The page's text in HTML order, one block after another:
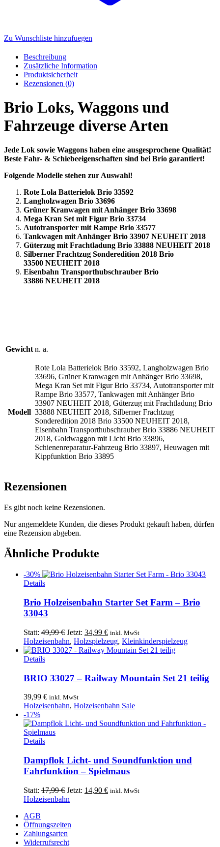
Zu Wunschliste hinzufuegen
Beschreibung
Zusätzliche Information
Produktsicherheit
Rezensionen (0)
Brio Loks, Waggons und
Fahrzeuge diverse Arten
Jede Lok sowie Waggons haben eine ausgesprochene Qualität!
Beste Fahr- & Schiebeeigenschaften sind bei Brio garantiert!
Folgende Modelle stehen zur Auswahl!
Rote Lola Batterielok Brio 33592
Langholzwagen Brio 33696
Grüner Kranwagen mit Anhänger Brio 33698
Mega Kran Set mit Figur Brio 33734
Autotransporter mit Rampe Brio 33577
Tankwagen mit Anhänger Brio 33907 NEUHEIT 2018
Güterzug mit Frachtladung Brio 33888 NEUHEIT 2018
Silberner Frachtzug Sonderedition 2018 Brio
33500 NEUHEIT 2018
Eisenbahn Transporthubschrauber Brio
33886 NEUHEIT 2018
Gewicht n. a.
Modell
Rote Lola Batterielok Brio 33592, Langholzwagen Brio
33696, Grüner Kranwagen mit Anhänger Brio 33698,
Mega Kran Set mit Figur Brio 33734, Autotransporter mit
Rampe Brio 33577, Tankwagen mit Anhänger Brio
33907 NEUHEIT 2018, Güterzug mit Frachtladung Brio
33888 NEUHEIT 2018, Silberner Frachtzug
Sonderedition 2018 Brio 33500 NEUHEIT 2018,
Eisenbahn Transporthubschrauber Brio 33886 NEUHEIT
2018, Goldwaggon mit Licht Brio 33896,
Schienenreparatur-Fahrzeug Brio 33897, Heuwagen mit
Kippfunktion Brio 33895
Rezensionen
Es gibt noch keine Rezensionen.
Nur angemeldete Kunden, die dieses Produkt gekauft haben, dürfen
eine Rezension abgeben.
Ähnliche Produkte
-30%
Details
Brio Holzeisenbahn Starter Set Farm – Brio
33043
Statt: 49,99€ Ursprünglicher
Preis
war:
Jetzt: 34,99 €Aktueller
Preis
ist:
inkl. MwSt
Holzeisenbahn, Holzspielzeug, Kleinkinderspielzeug
Details
BRIO 33027 – Railway Mountain Set 21 teilig
39,99 € inkl. MwSt
Holzeisenbahn, Holzeisenbahn Sale
-17%
Details
Dampflok Licht- und Soundfunktion und
Fahrfunktion – Spielmaus
Statt: 17,99€ Ursprünglicher
Preis
Jetzt: 14,90 €Aktueller
inkl. MwSt
Holzeisenbahn
AGB
Öffnungszeiten
Zahlungsarten
Widerrufsrecht